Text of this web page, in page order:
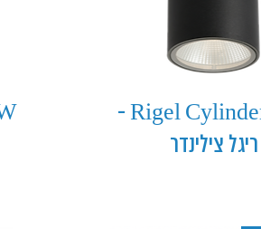
Rigel Cylinder 15W -
ריגל צילינדר